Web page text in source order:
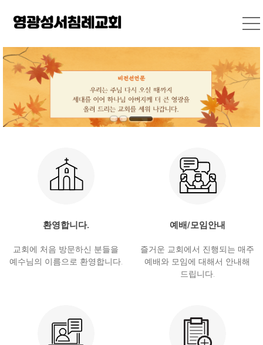
환영합니다.
교회에 처음 방문하신 분들을
예수님의 이름으로 환영합니다.
예배/모임안내
즐거운 교회에서 진행되는 매주
예배와 모임에 대해서 안내해
드립니다.